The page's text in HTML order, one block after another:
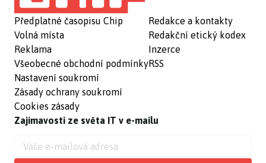
Předplatné časopisu Chip
Volná místa
Reklama
Všeobecné obchodní podmínky
Nastavení soukromí
Zásady ochrany soukromí
Cookies zásady
Redakce a kontakty
Redakční etický kodex
Inzerce
RSS
Zajímavosti ze světa IT v e-mailu